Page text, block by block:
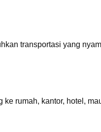
transportasi yang
rumah, kantor, hotel,